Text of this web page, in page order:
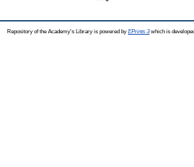
Repository of the Academy's Library is powered by EPrints 3which is